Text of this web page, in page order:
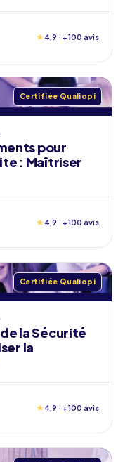
★ 4,9 · +100 avis
Certifiée Qualiopi
pour
: Maîtriser
★ 4,9 · +100 avis
Certifiée Qualiopi
la Sécurité
la
★ 4,9 · +100 avis